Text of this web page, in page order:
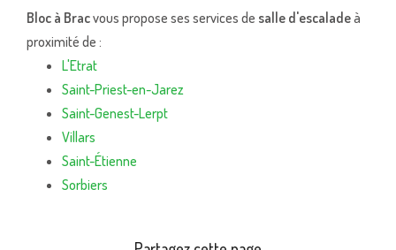
Bloc à Bracvous propose ses services de salle d'escaladeà
proximité de :
L'Etrat
Saint-Priest-en-Jarez
Saint-Genest-Lerpt
Villars
Saint-Étienne
Sorbiers